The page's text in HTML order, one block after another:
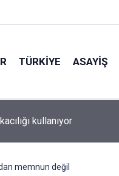
TÜRKİYE ASAYİŞ
çizdi
memnun değil